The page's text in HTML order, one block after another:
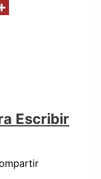
Escribir